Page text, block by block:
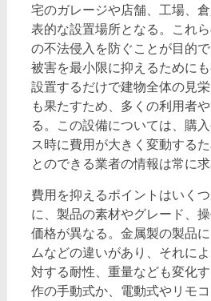
宅のガレージや店舗、工場、
表的な設置場所となる。これ
の不法侵入を防ぐことが目的
被害を最小限に抑えるためにも
設置するだけで建物全体の見
も果たすため、多くの利用者
る。この設備については、購
ス時に費用が大きく変動する
とのできる業者の情報は常に求
費用を抑えるポイントはいく
に、製品の素材やグレード、
価格が異なる。金属製の製品
ムなどの違いがあり、それに
対する耐性、重量なども変化
作の手動式か、電動式やリモ